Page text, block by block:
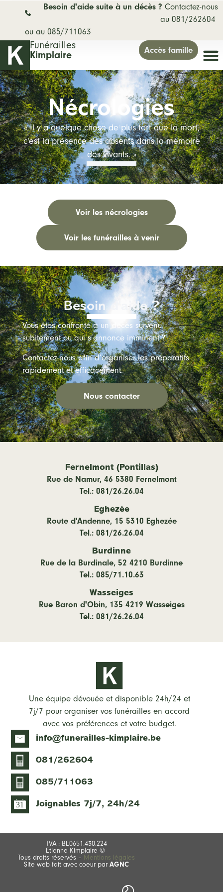
Besoin d'aide suite à un décès ? Contactez-nous
au 081/262604
ou au 085/711063
Funérailles
Kimplaire
Accès famille
Nécrologies
« Il y a quelque chose de plus fort que la mort,
c'est la présence des absents dans la mémoire
des vivants. »
Voir les nécrologies
Voir les funérailles à venir
Besoin d'aide ?
Vous êtes confronté à un décès survenu
subitement ou qui s’annonce imminent ?
Contactez-nous afin d’organiser les préparatifs
rapidement et efficacement.
Nous contacter
Fernelmont (Pontillas)
Rue de Namur, 46 5380 Fernelmont
Tel.: 081/26.26.04
Eghezée
Route d'Andenne, 15 5310 Eghezée
Tel.: 081/26.26.04
Burdinne
Rue de la Burdinale, 52 4210 Burdinne
Tel.: 085/71.10.63
Wasseiges
Rue Baron d'Obin, 135 4219 Wasseiges
Tel.: 081/26.26.04
Une équipe dévouée et disponible 24h/24 et
7j/7 pour organiser vos funérailles en accord
avec vos préférences et votre budget.
info@funerailles-kimplaire.be
081/262604
085/711063
31 Joignables 7j/7, 24h/24
TVA : BE0651.430.224
Etienne Kimplaire ©
Tous droits réservés – Mentions légales
Site web fait avec coeur parAGNC